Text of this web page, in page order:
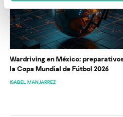
Wardriving en México:
la Copa Mundial de Fútbol 2026
ISABEL MANJARREZ